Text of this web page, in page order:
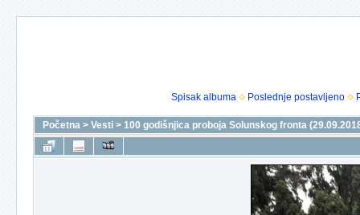
Spisak albuma Poslednje postavljeno
Početna > Vesti > 100 godišnjica proboja Solunskog fronta